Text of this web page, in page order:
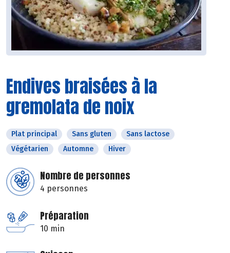
Endives braisées à la
gremolata de noix
Plat principal Sans gluten
Sans lactose
Végétarien
Automne Hiver
Nombre de personnes
4 personnes
Préparation
10 min